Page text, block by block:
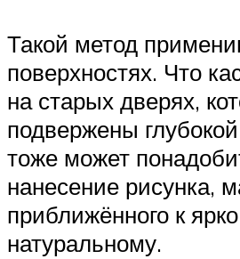
Такой метод
поверхностях. Что
на старых дверях,
подвержены
тоже может
нанесение рисунка,
приближённого к
натуральному.